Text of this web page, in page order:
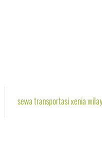
sewa transportasi xenia